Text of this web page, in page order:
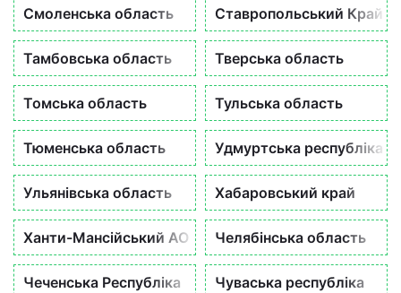
Смоленська область Ставропольський Край
Тамбовська область Тверська область
Томська область Тульська область
Тюменська область Удмуртська республіка
Ульянівська область Хабаровський край
Ханти-Мансійський АО Челябінська область
Чеченська Республіка Чуваська республіка